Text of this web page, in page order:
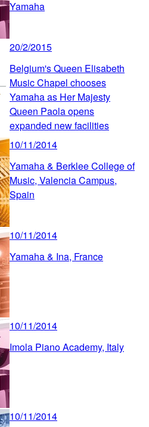
Yamaha
20/2/2015
Belgium's Queen Elisabeth
Music Chapel chooses
Yamaha as Her Majesty
Queen Paola opens
expanded new facilities
10/11/2014
Yamaha & Berklee College of
Music, Valencia Campus,
Spain
10/11/2014
Yamaha & Ina, France
10/11/2014
Imola Piano Academy, Italy
10/11/2014